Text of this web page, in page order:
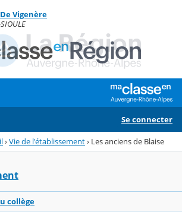
Vigenère
Se connecter
›Vie de l'établissement› Les anciens de Blaise
collège